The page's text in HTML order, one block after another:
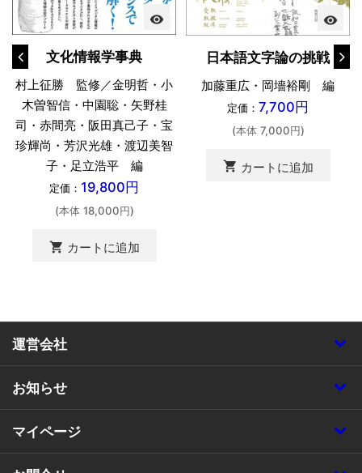
visibility
文化情報学事典
村上征勝 監修／金明哲・小
木曽智信・中園聡・矢野桂
司・赤間亮・阪田真己子・宝
珍輝尚・芳沢光雄・渡辺美智
子・足立浩平 編
定価： 19,800円
(本体 18,000円)
shopping_cart カートに追加
visibility
日本語文字論の挑戦
加藤重広・岡墻裕剛 編
定価： 7,700円
(本体 7,000円)
shopping_cart カートに追加
運営会社
お知らせ
マイページ